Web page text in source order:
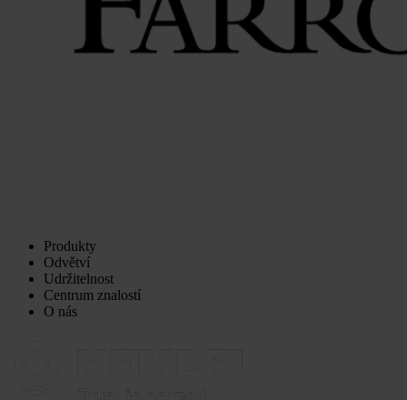
Produkty
Odvětví
Udržitelnost
Centrum znalostí
O nás